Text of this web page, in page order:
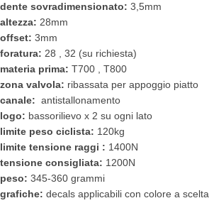
dente sovradimensionato: 3,5mm
altezza: 28mm
offset: 3mm
foratura: 28 , 32 (su richiesta)
materia prima: T700 , T800
zona valvola: ribassata per appoggio piatto
canale: antistallonamento
logo: bassorilievo x 2 su ogni lato
limite peso ciclista: 120kg
limite tensione raggi : 1400N
tensione consigliata: 1200N
peso: 345-360 grammi
grafiche: decals applicabili con colore a scelta